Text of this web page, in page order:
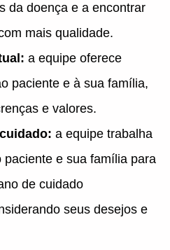
da doença e a encontrar
mais qualidade.
a equipe oferece
paciente e à sua família,
e valores.
a equipe trabalha
paciente e sua família para
de cuidado
seus desejos e